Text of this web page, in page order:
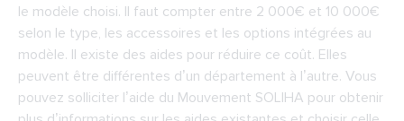
le modèle choisi. Il faut compter entre 2 000€ et 10 000€
selon le type, les accessoires et les options intégrées au
modèle. Il existe des aides pour réduire ce coût. Elles
peuvent être différentes d’un département à l’autre. Vous
pouvez solliciter l’aide du Mouvement SOLIHA pour obtenir